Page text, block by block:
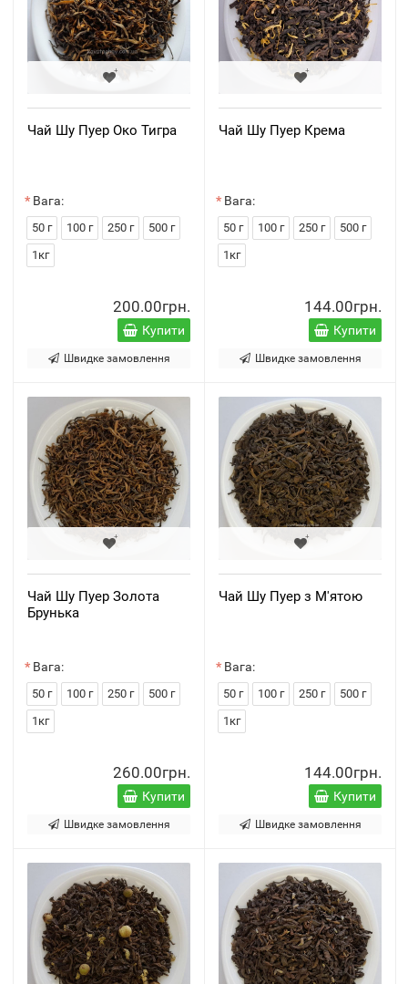
Чай Шу Пуер Око Тигра
Вага:
50 г 100 г 250 г
500 г
1кг
200.00грн.
Купити
Швидке замовлення
Чай Шу Пуер Крема
Вага:
50 г 100 г 250 г
500 г
1кг
144.00грн.
Купити
Швидке замовлення
Чай Шу Пуер Золота
Брунька
Вага:
50 г 100 г 250 г
500 г
1кг
260.00грн.
Купити
Швидке замовлення
Чай Шу Пуер з М'ятою
Вага:
50 г 100 г 250 г
500 г
1кг
144.00грн.
Купити
Швидке замовлення